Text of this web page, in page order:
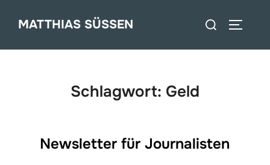
InhaltMATTHIAS SÜSSEN
Suchen
Schlagwort: Geld
Newsletter für Journalisten